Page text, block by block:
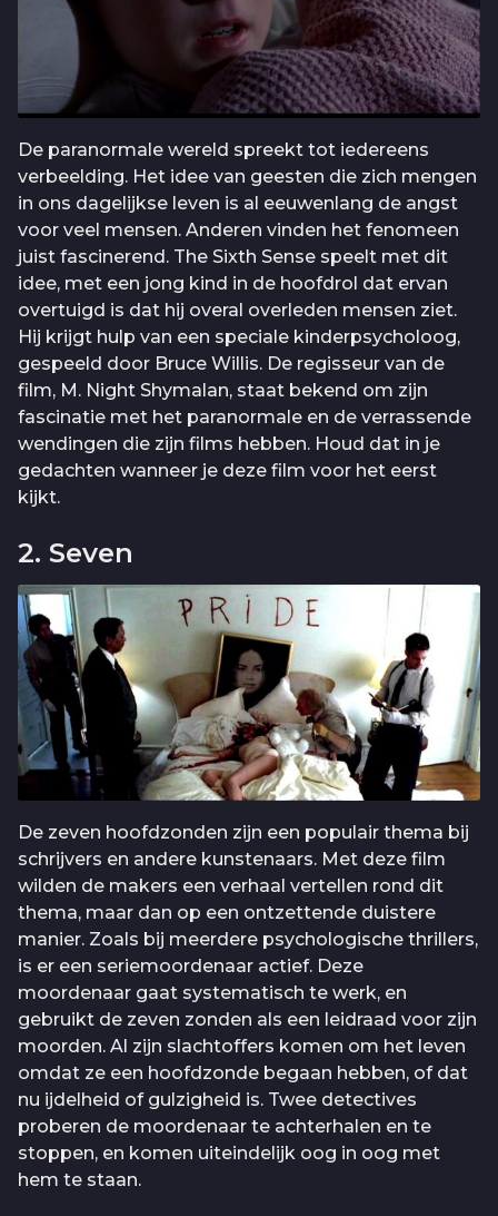
De paranormale wereld spreekt tot iedereens
verbeelding. Het idee van geesten die zich mengen
in ons dagelijkse leven is al eeuwenlang de angst
voor veel mensen. Anderen vinden het fenomeen
juist fascinerend. The Sixth Sense speelt met dit
idee, met een jong kind in de hoofdrol dat ervan
overtuigd is dat hij overal overleden mensen ziet.
Hij krijgt hulp van een speciale kinderpsycholoog,
gespeeld door Bruce Willis. De regisseur van de
film, M. Night Shymalan, staat bekend om zijn
fascinatie met het paranormale en de verrassende
wendingen die zijn films hebben. Houd dat in je
gedachten wanneer je deze film voor het eerst
kijkt.
2. Seven
De zeven hoofdzonden zijn een populair thema bij
schrijvers en andere kunstenaars. Met deze film
wilden de makers een verhaal vertellen rond dit
thema, maar dan op een ontzettende duistere
manier. Zoals bij meerdere psychologische thrillers,
is er een seriemoordenaar actief. Deze
moordenaar gaat systematisch te werk, en
gebruikt de zeven zonden als een leidraad voor zijn
moorden. Al zijn slachtoffers komen om het leven
omdat ze een hoofdzonde begaan hebben, of dat
nu ijdelheid of gulzigheid is. Twee detectives
proberen de moordenaar te achterhalen en te
stoppen, en komen uiteindelijk oog in oog met
hem te staan.